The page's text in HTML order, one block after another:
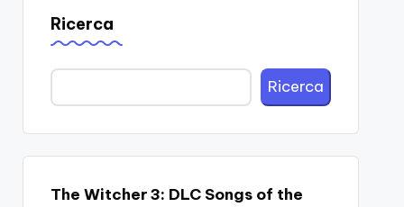
Ricerca
Ricerca
The Witcher 3: DLC Songs of the